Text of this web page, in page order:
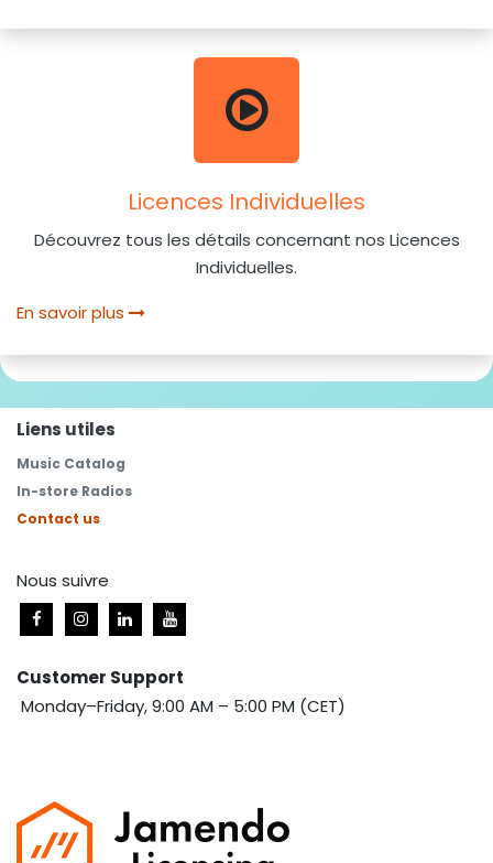
Licences Individuelles
Découvrez tous les détails concernant nos Licences
Individuelles.
En savoir plus
Liens utiles
Music Catalog
In-store Radios
Contact us
Nous suivre
Customer Support
Monday–Friday, 9:00 AM – 5:00 PM (CET)